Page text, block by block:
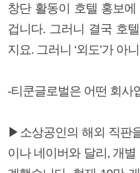
창단 활동이 호텔 홍보
겁니다. 그러니 결국 호
지요. 그러니 ‘외도’가 아
-티쿤글로벌은 어떤 회사
▶소상공인의 해외 직판
이나 네이버와 달리, 개